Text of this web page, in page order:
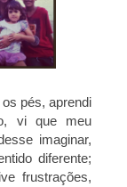
pés, aprendi
vi que meu
imaginar,
diferente;
frustrações,